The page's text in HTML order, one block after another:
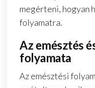
megérteni, hogyan
folyamatra.
Az emésztés
folyamata
Az emésztési